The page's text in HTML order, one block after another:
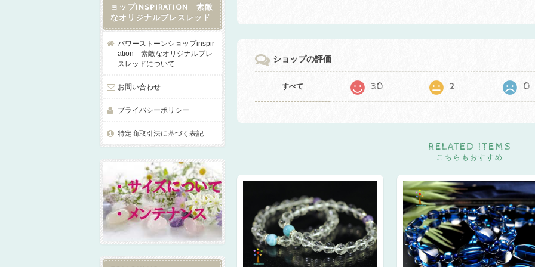
ショップの評価
すべて 30 2 0
RELATED ITEMS
こちらもおすすめ
ョップINSPIRATION 素敵
なオリジナルブレスレッド
パワーストーンショップinspir
ation 素敵なオリジナルブレ
スレッドについて
お問い合わせ
プライバシーポリシー
特定商取引法に基づく表記